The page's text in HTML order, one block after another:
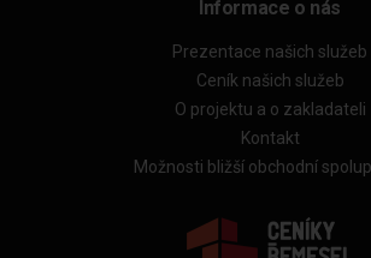
Informace o nás
Prezentace našich služeb
Ceník našich služeb
O projektu a o zakladateli
Kontakt
Možnosti bližší obchodní